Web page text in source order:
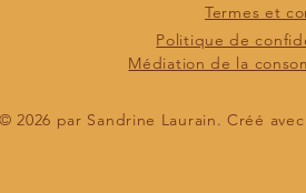
Termes et
Politique de
Médiation de la
© 2026 par Sandrine Laurain. Créé